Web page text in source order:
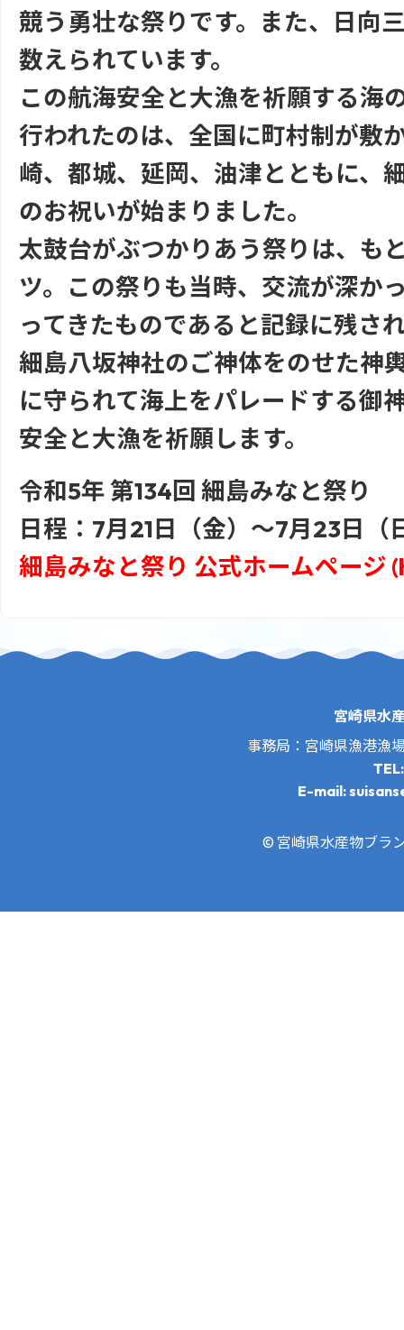
競う勇壮な祭りです。また、日向
数えられています。
この航海安全と大漁を祈願する海
行われたのは、全国に町村制が敷
崎、都城、延岡、油津とともに、
のお祝いが始まりました。
太鼓台がぶつかりあう祭りは、も
ツ。この祭りも当時、交流が深か
ってきたものであると記録に残さ
細島八坂神社のご神体をのせた神
に守られて海上をパレードする御
安全と大漁を祈願します。
令和5年 第134回 細島みなと祭り
日程： 7月21日（金）～7月23日（
細島みなと祭り 公式ホームページ
宮崎県水
事務局：宮崎県漁港漁
E-mail:
© 宮崎県水産物ブラ